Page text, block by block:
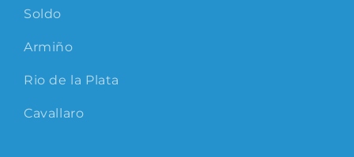
Soldo
Armiño
Rio de la Plata
Cavallaro